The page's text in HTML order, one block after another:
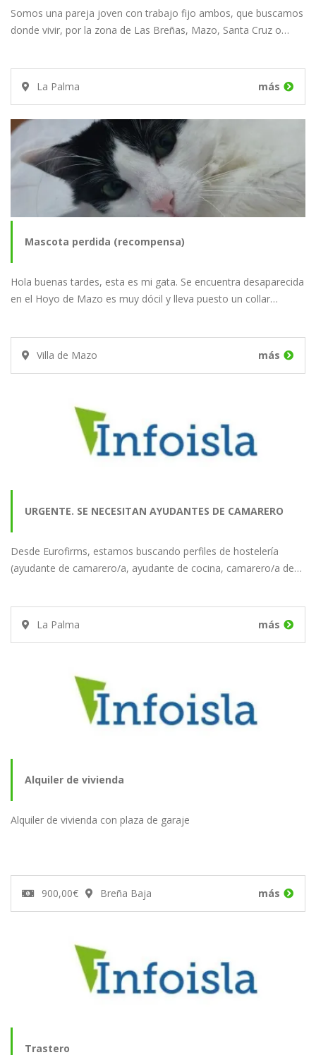
Somos una pareja joven con trabajo fijo ambos, que buscamos
donde vivir, por la zona de Las Breñas, Mazo, Santa Cruz o…
La Palma más
Mascota perdida (recompensa)
Hola buenas tardes, esta es mi gata. Se encuentra desaparecida
en el Hoyo de Mazo es muy dócil y lleva puesto un collar…
Villa de Mazo más
URGENTE. SE NECESITAN AYUDANTES DE CAMARERO
PARA UN HOTEL EN…
Desde Eurofirms, estamos buscando perfiles de hostelería
(ayudante de camarero/a, ayudante de cocina, camarero/a de…
La Palma más
Alquiler de vivienda
Alquiler de vivienda con plaza de garaje
900,00€ Breña Baja más
Trastero